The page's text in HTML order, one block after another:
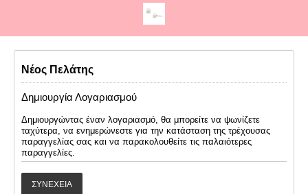
Νέος Πελάτης
Δημιουργία Λογαριασμού
Δημιουργώντας έναν λογαριασμό, θα μπορείτε να ψωνίζετε
ταχύτερα, να ενημερώνεστε για την κατάσταση της τρέχουσας
παραγγελίας σας και να παρακολουθείτε τις παλαιότερες
παραγγελίες.
ΣΥΝΈΧΕΙΑ